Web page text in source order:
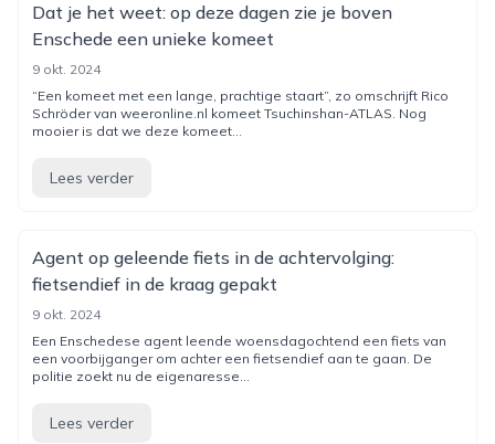
Dat je het weet: op deze dagen zie je boven
Enschede een unieke komeet
9 okt. 2024
“Een komeet met een lange, prachtige staart”, zo omschrijft Rico
Schröder van weeronline.nl komeet Tsuchinshan-ATLAS. Nog
mooier is dat we deze komeet...
Lees verder
Agent op geleende fiets in de achtervolging:
fietsendief in de kraag gepakt
9 okt. 2024
Een Enschedese agent leende woensdagochtend een fiets van
een voorbijganger om achter een fietsendief aan te gaan. De
politie zoekt nu de eigenaresse...
Lees verder